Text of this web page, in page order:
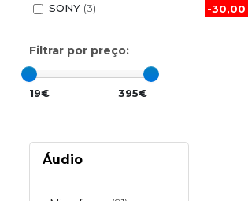
SONY (3)
Filtrar por preço:
19€ 395€
Áudio
-